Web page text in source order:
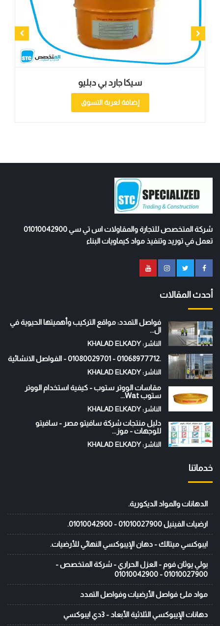
سيكا جارد بي دبليو
إضافة لعربة التسوق
شركة المتخصص للتجارة والمقاولات اس تي سي 01010042900
تعمل في توريد وتنفيذ مواد كيماويات البناء
أحدث المقالات
فواصل التمدد: مواقع التركيب وأهميتها الحيوية في
ال...
الناشر: KHALAD ELKADY
.01068977712 - 01080029701 - الفواصل الانشائية
الناشر: KHALAD ELKADY
مقاسات الووتر ستوب - كيفية استخدام الووتر
ستوب Wat...
الناشر: KHALAD ELKADY
دليل منتجات شركة سافيتو مصر - سافيتو
للوجهات - موز...
الناشر: KHALAD ELKADY
خدماتنا
الدهانات والمواد الديكورية.
ارضيات الفينيل 01010027900 - 01010042900.
ايبوكسي ميتالك - دهان الإيبوكسي النهائي للأرضيات.
بولي يوثان فوم - العزل الحراري - شركة المتخصص -
01010027900 - 01010042900
مواد ملئ فواصل الأرضيات وفواصل التمدد
دهانات الإيبوكسي الثلاثية الأبعاد - 3دي ايبوكسي